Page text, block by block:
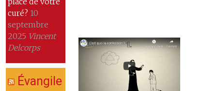
curé? 10
septembre
2025 Vincent
Delcorps
Évangile